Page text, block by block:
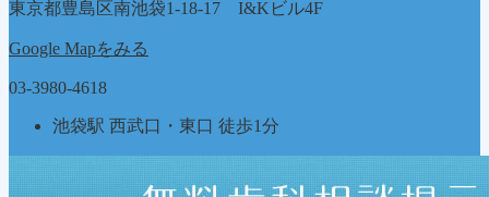
東京都豊島区南池袋1-18-17 I&Kビル4F
Google Mapをみる
03-3980-4618
池袋駅 西武口・東口 徒歩1分